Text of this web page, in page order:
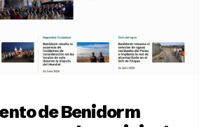
de Benidorm